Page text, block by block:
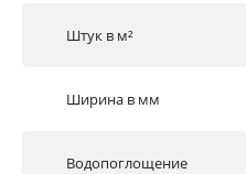
Штук в м²
Ширина в мм
Водопоглощение